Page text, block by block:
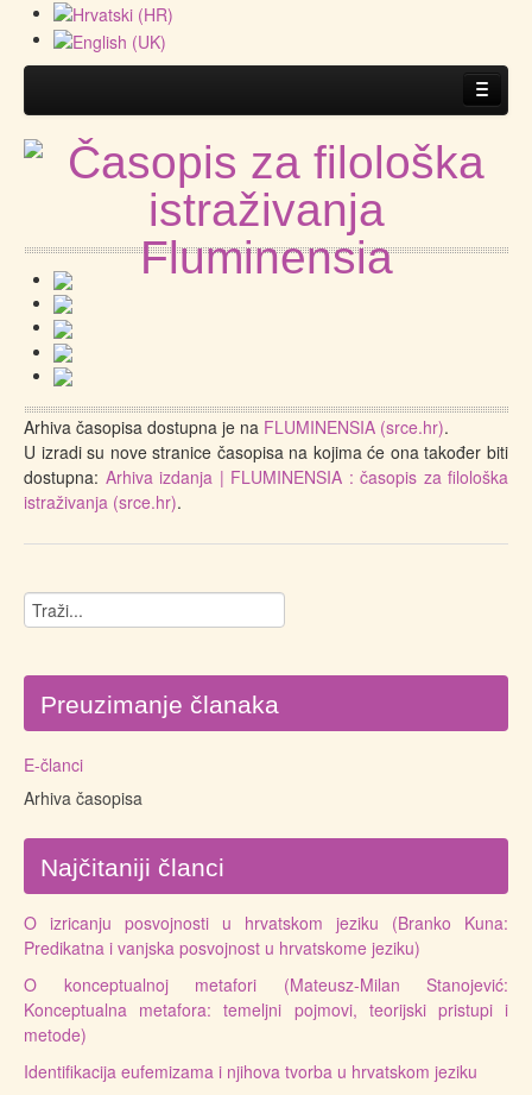
Naslovna
O časopisu
Upute autorima i recenzentima
Prijava članka
Arhiva časopisa dostupna je na FLUMINENSIA (srce.hr).
U izradi su nove stranice časopisa na kojima će ona također biti
dostupna: Arhiva izdanja | FLUMINENSIA : časopis za filološka
istraživanja (srce.hr).
Preuzimanje članaka
E-članci
Arhiva časopisa
Najčitaniji članci
O izricanju posvojnosti u hrvatskom jeziku (Branko Kuna:
Predikatna i vanjska posvojnost u hrvatskome jeziku)
O konceptualnoj metafori (Mateusz-Milan Stanojević:
Konceptualna metafora: temeljni pojmovi, teorijski pristupi i
metode)
Identifikacija eufemizama i njihova tvorba u hrvatskom jeziku